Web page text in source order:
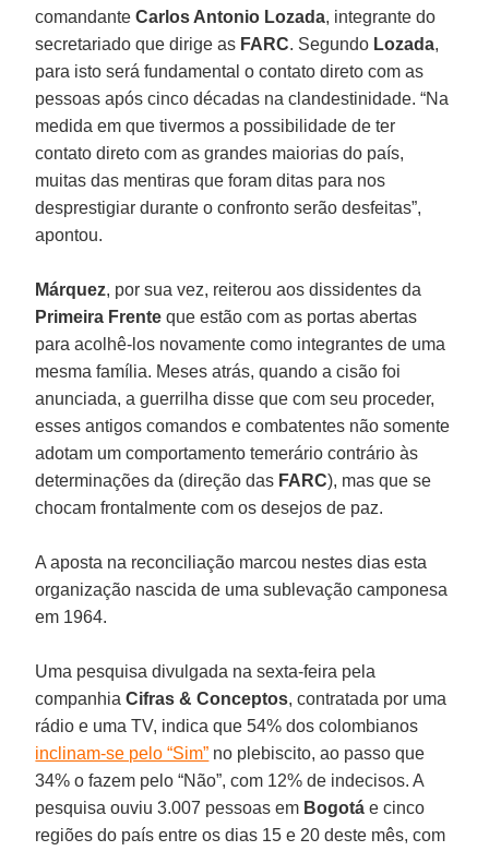
comandanteCarlos Antonio Lozada, integrante do
secretariado que dirige as FARC. Segundo Lozada,
para isto será fundamental o contato direto com as
pessoas após cinco décadas na clandestinidade. “Na
medida em que tivermos a possibilidade de ter
contato direto com as grandes maiorias do país,
muitas das mentiras que foram ditas para nos
desprestigiar durante o confronto serão desfeitas”,
apontou.
Márquez, por sua vez, reiterou aos dissidentes da
Primeira Frente que estão com as portas abertas
para acolhê-los novamente como integrantes de uma
mesma família. Meses atrás, quando a cisão foi
anunciada, a guerrilha disse que com seu proceder,
esses antigos comandos e combatentes não somente
adotam um comportamento temerário contrário às
determinações da (direção das FARC), mas que se
chocam frontalmente com os desejos de paz.
A aposta na reconciliação marcou nestes dias esta
organização nascida de uma sublevação camponesa
em 1964.
Uma pesquisa divulgada na sexta-feira pela
companhiaCifras & Conceptos, contratada por uma
rádio e uma TV, indica que 54% dos colombianos
inclinam-se pelo “Sim” no plebiscito, ao passo que
34% o fazem pelo “Não”, com 12% de indecisos. A
pesquisa ouviu 3.007 pessoas em Bogotá e cinco
regiões do país entre os dias 15 e 20 deste mês, com